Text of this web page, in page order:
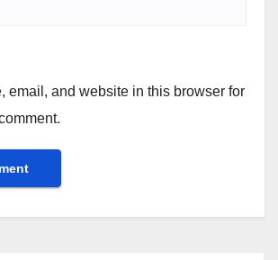
email, and website in this browser for